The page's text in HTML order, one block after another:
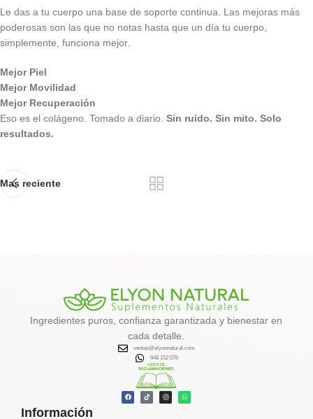
Le das a tu cuerpo una base de soporte continua. Las mejoras más
poderosas son las que no notas hasta que un día tu cuerpo,
simplemente, funciona mejor.
Mejor Piel
Mejor Movilidad
Mejor Recuperación
Eso es el colágeno. Tomado a diario. Sin ruido. Sin mito. Solo
resultados.
Mas reciente
Información
Ingredientes puros, confianza garantizada y bienestar en
cada detalle.
ventas@elyonnatural.com
948 152 076